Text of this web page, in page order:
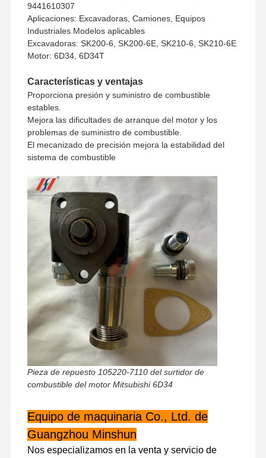
Inicio Productos
Espectáculo
De RV
Nosotros
Visita A La
Fábrica
Control De
Calidad
Contáctenos Noticias
Casos
Perkins Engine
Cantidad mínima
de pedido
1 pieza
Método de pago
Unión Occidental, T/T
Método de envío
UPS/DHL/EMS/TNT/FedEx
9441610307
Aplicaciones: Excavadoras, Camiones, Equipos
Industriales Modelos aplicables
Excavadoras: SK200-6, SK200-6E, SK210-6, SK210-6E
Motor: 6D34, 6D34T
Características y ventajas
Proporciona presión y suministro de combustible
estables.
Mejora las dificultades de arranque del motor y los
problemas de suministro de combustible.
El mecanizado de precisión mejora la estabilidad del
sistema de combustible
Pieza de repuesto 105220-7110 del surtidor de
combustible del motor Mitsubishi 6D34
Equipo de maquinaria Co., Ltd. de
Guangzhou Minshun
Nos especializamos en la venta y servicio de